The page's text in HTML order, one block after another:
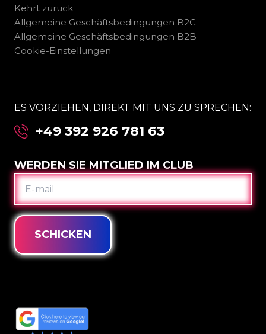
Kehrt zurück
Allgemeine Geschäftsbedingungen B2C
Allgemeine Geschäftsbedingungen B2B
Cookie-Einstellungen
ES VORZIEHEN, DIREKT MIT UNS ZU SPRECHEN:
+49 392 926 781 63
WERDEN SIE MITGLIED IM CLUB
E-
MAIL
SCHICKEN